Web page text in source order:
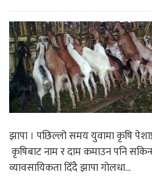
झापा । पछिल्लो समय युवामा कृषि
कृषिबाट नाम र दाम कमाउन पनि
व्यावसायिकता दिँदै झापा गोलधा...